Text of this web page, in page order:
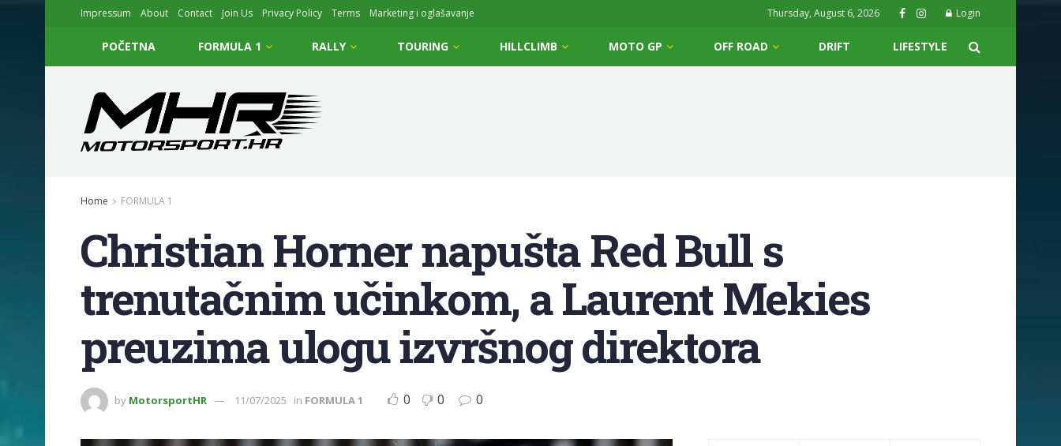
Impressum About Contact Join Us Privacy Policy Terms Marketing i oglašavanje Thursday, August 6, 2026 Login
POČETNA FORMULA 1 RALLY TOURING HILLCLIMB MOTO GP OFF ROAD DRIFT LIFESTYLE
Home FORMULA 1
Christian Horner napušta Red Bull s
trenutačnim učinkom, a Laurent Mekies
preuzima ulogu izvršnog direktora
by MotorsportHR 11/07/2025 in FORMULA 1 0 0 0